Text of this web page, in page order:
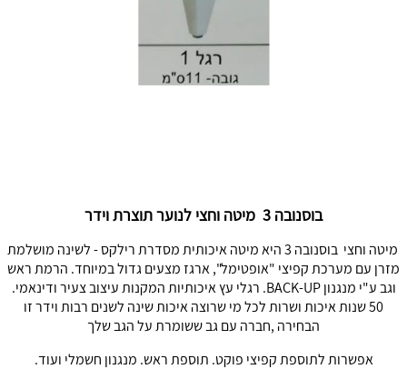
בוסנובה 3 מיטה וחצי לנוער תוצרת וידר
מיטה וחצי בוסנובה 3 היא מיטה איכותית מסדרת רילקס - לשינה מושלמת
מזרן עם מערכת קפיצי "אופטימל", ארגז מצעים גדול במיוחד. הרמת ראש
וגב ע"י מנגנון BACK-UP. רגלי עץ איכותיות המקנות עיצוב צעיר ודינאמי.
50 שנות איכות ושרות לכל מי שרוצה איכות שינה לשנים רבות וידר זו
הבחירה ,חברה עם גב ששומרת על הגב שלך
אפשרות לתוספת קפיצי פוקט. תוספת ראש. מנגנון חשמלי ועוד.